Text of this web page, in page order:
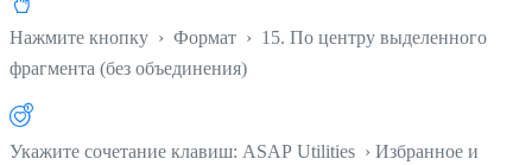
Нажмите кнопку › Формат › 15. По центру выделенного
фрагмента (без объединения)
Укажите сочетание клавиш: ASAP Utilities › Избранное и